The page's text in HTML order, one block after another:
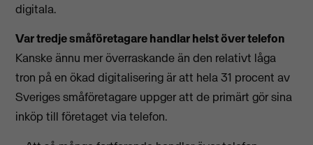
digitala.
Var tredje småföretagare handlar helst över telefon
Kanske ännu mer överraskande än den relativt låga
tron på en ökad digitalisering är att hela 31 procent av
Sveriges småföretagare uppger att de primärt gör sina
inköp till företaget via telefon.